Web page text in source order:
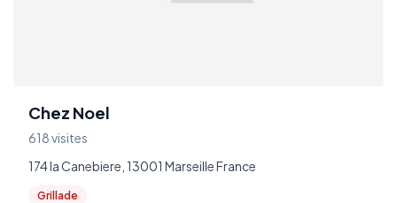
Chez Noel
618 visites
174 la Canebiere, 13001 Marseille France
Grillade